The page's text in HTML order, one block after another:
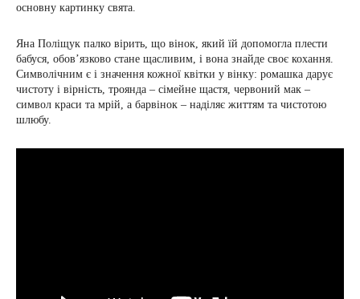
основну картинку свята.
Яна Поліщук палко вірить, що вінок, який їй допомогла плести
бабуся, обов’язково стане щасливим, і вона знайде своє кохання.
Символічним є і значення кожної квітки у вінку: ромашка дарує
чистоту і вірність, троянда – сімейне щастя, червоний мак –
символ краси та мрій, а барвінок – наділяє життям та чистотою
шлюбу.